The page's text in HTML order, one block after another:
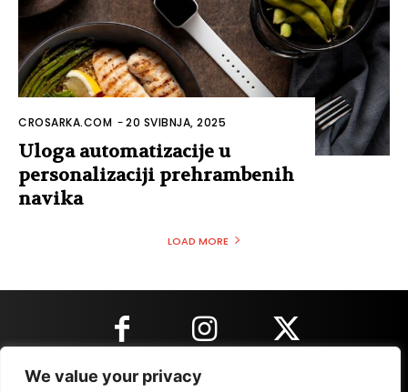
We value your privacy
CROSARKA.COM -20 SVIBNJA, 2025
Uloga automatizacije u
personalizaciji prehrambenih
navika
LOAD MORE